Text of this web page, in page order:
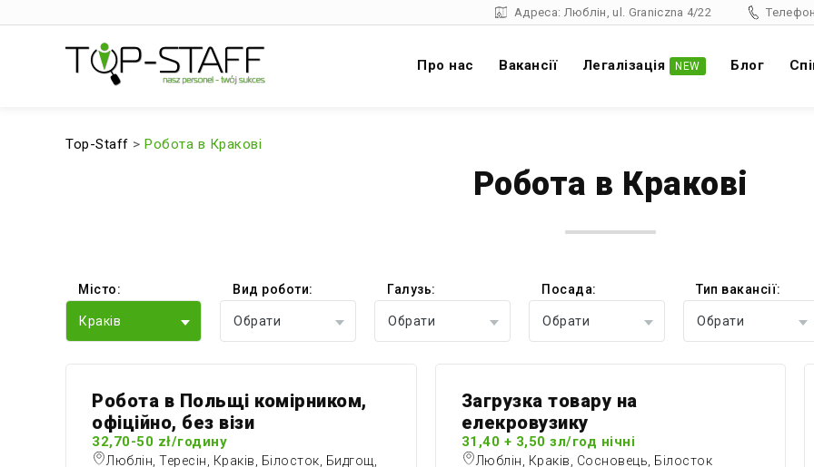
Адреса: Люблін, ul. Graniczna 4/22
Про нас Вакансії Легалізація NEW Блог
Top-Staff > Робота в Кракові
Робота в Кракові
Місто:
Краків
Вид роботи:
Обрати
Галузь:
Обрати
Посада:
Обрати
Тип вакансії:
Обрати
Робота в Польщі комірником,
офіційно, без візи
32,70-50 zł/годину
Люблін, Тересін, Краків, Білосток, Бидгощ,
Загрузка товару на
елекровузику
31,40 + 3,50 зл/год нічні
Люблін, Краків, Сосновець, Білосток